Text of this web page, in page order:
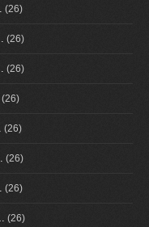
(26)
(26)
(26)
(26)
(26)
(26)
(26)
(26)